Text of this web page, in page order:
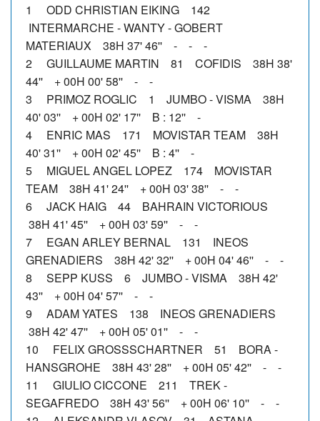
1 ODD CHRISTIAN EIKING 142
INTERMARCHE - WANTY - GOBERT
MATERIAUX 38H 37' 46'' - - -
2 GUILLAUME MARTIN 81 COFIDIS 38H 38'
44'' + 00H 00' 58'' - -
3 PRIMOZ ROGLIC 1 JUMBO - VISMA 38H
40' 03'' + 00H 02' 17'' B : 12'' -
4 ENRIC MAS 171 MOVISTAR TEAM 38H
40' 31'' + 00H 02' 45'' B : 4'' -
5 MIGUEL ANGEL LOPEZ 174 MOVISTAR
TEAM 38H 41' 24'' + 00H 03' 38'' - -
6 JACK HAIG 44 BAHRAIN VICTORIOUS
38H 41' 45'' + 00H 03' 59'' - -
7 EGAN ARLEY BERNAL 131 INEOS
GRENADIERS 38H 42' 32'' + 00H 04' 46'' - -
8 SEPP KUSS 6 JUMBO - VISMA 38H 42'
43'' + 00H 04' 57'' - -
9 ADAM YATES 138 INEOS GRENADIERS
38H 42' 47'' + 00H 05' 01'' - -
10 FELIX GROSSSCHARTNER 51 BORA -
HANSGROHE 38H 43' 28'' + 00H 05' 42'' - -
11 GIULIO CICCONE 211 TREK -
SEGAFREDO 38H 43' 56'' + 00H 06' 10'' - -